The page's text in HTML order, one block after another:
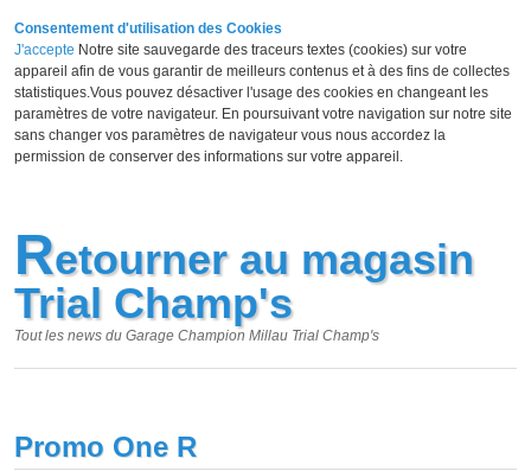
Consentement d'utilisation des Cookies
J'accepte Notre site sauvegarde des traceurs textes (cookies) sur votre
appareil afin de vous garantir de meilleurs contenus et à des fins de collectes
statistiques.Vous pouvez désactiver l'usage des cookies en changeant les
paramètres de votre navigateur. En poursuivant votre navigation sur notre site
sans changer vos paramètres de navigateur vous nous accordez la
permission de conserver des informations sur votre appareil.
Retourner au magasin
Trial Champ's
Tout les news du Garage Champion Millau Trial Champ's
Promo One R